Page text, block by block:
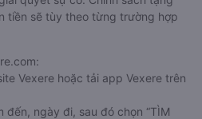
tiền sẽ tùy theo từng trường hợp
Vexere hoặc tải app Vexere trên
đến, ngày đi, sau đó chọn “TÌM